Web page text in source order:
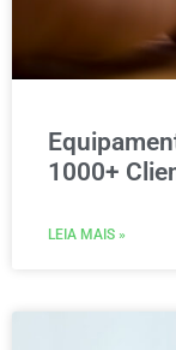
1000+
LEIA MAIS »